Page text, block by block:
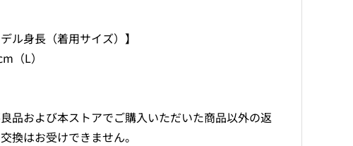
デル身長（着用サイズ）】
（L）
品および本ストアでご購入いただいた商品以外の返
換はお受けできません。